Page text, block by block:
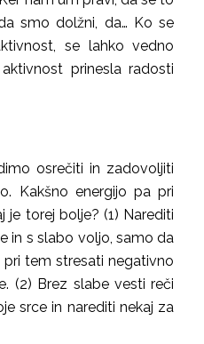
smo dolžni, da… Ko se
se lahko vedno
prinesla radosti
osrečiti in zadovoljiti
Kakšno energijo pa pri
je torej bolje? (1) Narediti
in s slabo voljo, samo da
tem stresati negativno
(2) Brez slabe vesti reči
srce in narediti nekaj za